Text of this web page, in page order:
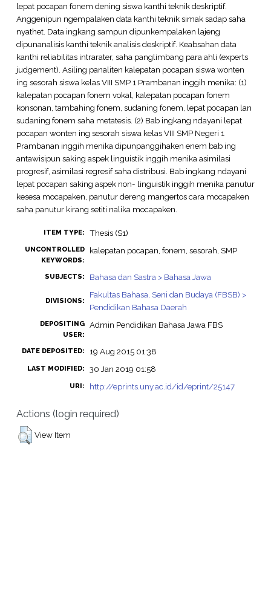
lepat pocapan fonem dening siswa kanthi teknik deskriptif.
Anggenipun ngempalaken data kanthi teknik simak sadap saha
nyathet. Data ingkang sampun dipunkempalaken lajeng
dipunanalisis kanthi teknik analisis deskriptif. Keabsahan data
kanthi reliabilitas intrarater, saha panglimbang para ahli (experts
judgement). Asiling panaliten kalepatan pocapan siswa wonten
ing sesorah siswa kelas VIII SMP 1 Prambanan inggih menika: (1)
kalepatan pocapan fonem vokal, kalepatan pocapan fonem
konsonan, tambahing fonem, sudaning fonem, lepat pocapan lan
sudaning fonem saha metatesis. (2) Bab ingkang ndayani lepat
pocapan wonten ing sesorah siswa kelas VIII SMP Negeri 1
Prambanan inggih menika dipunpanggihaken enem bab ing
antawisipun saking aspek linguistik inggih menika asimilasi
progresif, asimilasi regresif saha distribusi. Bab ingkang ndayani
lepat pocapan saking aspek non- linguistik inggih menika panutur
kesesa mocapaken, panutur dereng mangertos cara mocapaken
saha panutur kirang setiti nalika mocapaken.
ITEM TYPE: Thesis (S1)
UNCONTROLLED
KEYWORDS:
kalepatan pocapan, fonem, sesorah, SMP
SUBJECTS: Bahasa dan Sastra > Bahasa Jawa
DIVISIONS:
Fakultas Bahasa, Seni dan Budaya (FBSB) >
Pendidikan Bahasa Daerah
DEPOSITING
USER:
Admin Pendidikan Bahasa Jawa FBS
DATE DEPOSITED: 19 Aug 2015 01:38
LAST MODIFIED: 30 Jan 2019 01:58
URI: http://eprints.uny.ac.id/id/eprint/25147
Actions (login required)
View Item